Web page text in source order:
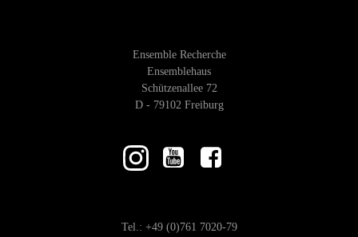
Ensemble Recherche
Ensemblehaus
Schützenallee 72
D - 79102 Freiburg
Tel.: +49 (0)761 7020-79